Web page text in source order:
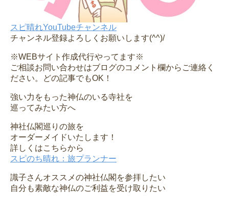
スピ晴れYouTubeチャンネル
チャンネル登録よろしくお願いします(^^)/
※WEBサイト作成代行やってます※
ご相談お問い合わせはブログのコメント欄からご連絡く
ださい。どの記事でもOK！
強い力をもった神仏のいる寺社を
巡ってみたい方へ
神社仏閣巡りの旅を
オーダーメイドいたします！
詳しくはこちらから
スピのち晴れ：旅プランナー
識子さんオススメの神社仏閣を参拝したい
自分も素敵な神仏のご利益を受け取りたい